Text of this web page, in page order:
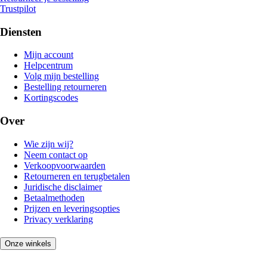
Trustpilot
Diensten
Mijn account
Helpcentrum
Volg mijn bestelling
Bestelling retourneren
Kortingscodes
Over
Wie zijn wij?
Neem contact op
Verkoopvoorwaarden
Retourneren en terugbetalen
Juridische disclaimer
Betaalmethoden
Prijzen en leveringsopties
Privacy verklaring
Onze winkels